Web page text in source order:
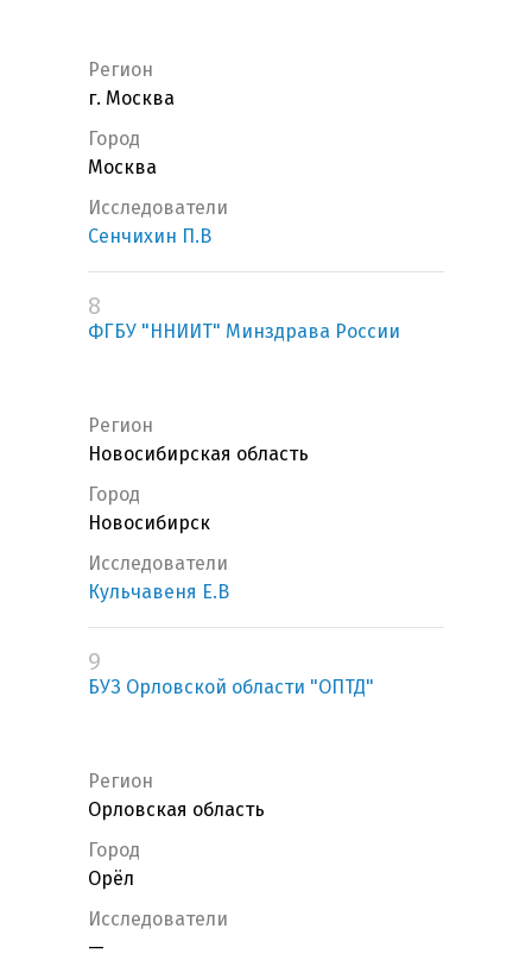
Регион
г. Москва
Город
Москва
Исследователи
Сенчихин П.В
8
ФГБУ "ННИИТ" Минздрава России
Регион
Новосибирская область
Город
Новосибирск
Исследователи
Кульчавеня Е.В
9
БУЗ Орловской области "ОПТД"
Регион
Орловская область
Город
Орёл
Исследователи
—